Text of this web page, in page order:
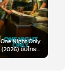
One Night Only
(2026) ซับไทย...